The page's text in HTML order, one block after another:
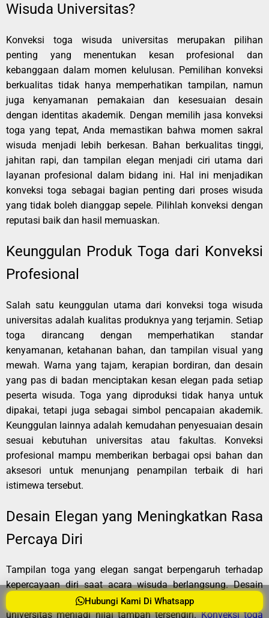
Hubungi Kami Di Whatsapp
Wisuda Universitas?
Konveksi toga wisuda universitas merupakan pilihan
penting yang menentukan kesan profesional dan
kebanggaan dalam momen kelulusan. Pemilihan konveksi
berkualitas tidak hanya memperhatikan tampilan, namun
juga kenyamanan pemakaian dan kesesuaian desain
dengan identitas akademik. Dengan memilih jasa konveksi
toga yang tepat, Anda memastikan bahwa momen sakral
wisuda menjadi lebih berkesan. Bahan berkualitas tinggi,
jahitan rapi, dan tampilan elegan menjadi ciri utama dari
layanan profesional dalam bidang ini. Hal ini menjadikan
konveksi toga sebagai bagian penting dari proses wisuda
yang tidak boleh dianggap sepele. Pilihlah konveksi dengan
reputasi baik dan hasil memuaskan.
Keunggulan Produk Toga dari Konveksi
Profesional
Salah satu keunggulan utama dari konveksi toga wisuda
universitas adalah kualitas produknya yang terjamin. Setiap
toga dirancang dengan memperhatikan standar
kenyamanan, ketahanan bahan, dan tampilan visual yang
mewah. Warna yang tajam, kerapian bordiran, dan desain
yang pas di badan menciptakan kesan elegan pada setiap
peserta wisuda. Toga yang diproduksi tidak hanya untuk
dipakai, tetapi juga sebagai simbol pencapaian akademik.
Keunggulan lainnya adalah kemudahan penyesuaian desain
sesuai kebutuhan universitas atau fakultas. Konveksi
profesional mampu memberikan berbagai opsi bahan dan
aksesori untuk menunjang penampilan terbaik di hari
istimewa tersebut.
Desain Elegan yang Meningkatkan Rasa
Percaya Diri
Tampilan toga yang elegan sangat berpengaruh terhadap
kepercayaan diri saat acara wisuda berlangsung. Desain
toga yang proporsional dan serasi dengan identitas
universitas menjadi nilai tambah tersendiri.Konveksi toga